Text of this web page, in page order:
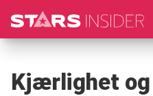
Kjærlighet